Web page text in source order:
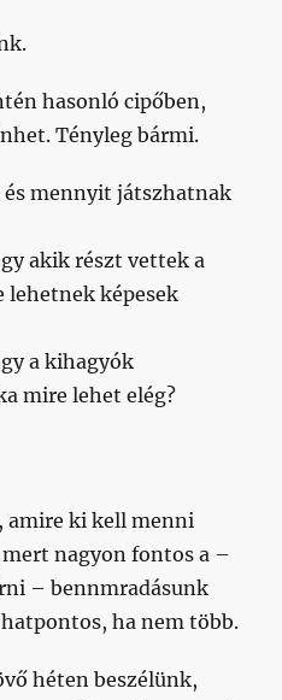
hasonló cipőben,
Tényleg bármi.
mennyit játszhatnak
akik részt vettek a
lehetnek képesek
a kihagyók
mire lehet elég?
amire ki kell menni
nagyon fontos a –
– bennmradásunk
ha nem több.
héten beszélünk,